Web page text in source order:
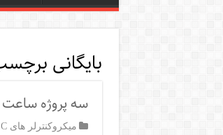
بایگانی
سه پروژه ساعت LED جالب با افکت های زیبا همراه با PCB
میکروکنترلر های PIC